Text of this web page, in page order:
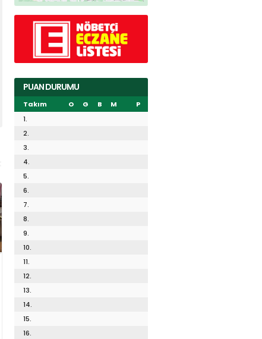
PUAN DURUMU
Takım O G B M
P
1.
2.
3.
4.
5.
6.
7.
8.
9.
10.
11.
12.
13.
14.
15.
16.